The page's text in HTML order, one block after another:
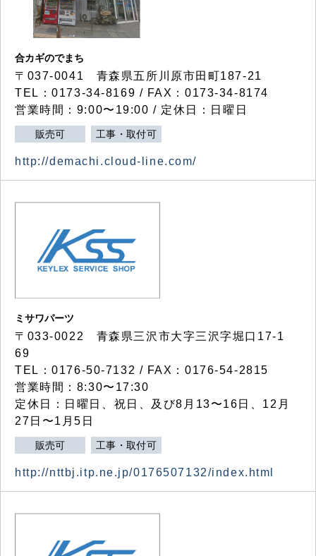
合カギのでまち
〒037-0041 青森県五所川原市田町187-21
TEL：0173-34-8169 / FAX：0173-34-8174
営業時間：9:00〜19:00 / 定休日：日曜日
販売可 工事・取付可
http://demachi.cloud-line.com/
ミサワパーツ
〒033-0022 青森県三沢市大字三沢字堀口17-1
69
TEL：0176-50-7132 / FAX：0176-54-2815
営業時間：8:30〜17:30
定休日：日曜日、祝日、及び8月13〜16日、12月
27日〜1月5日
販売可 工事・取付可
http://nttbj.itp.ne.jp/0176507132/index.html